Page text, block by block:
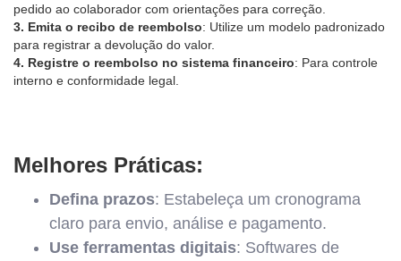
pedido ao colaborador com orientações para correção.
3. Emita o recibo de reembolso: Utilize um modelo padronizado
para registrar a devolução do valor.
4. Registre o reembolso no sistema financeiro: Para controle
interno e conformidade legal.
Melhores Práticas:
Defina prazos: Estabeleça um cronograma
claro para envio, análise e pagamento.
Use ferramentas digitais: Softwares de